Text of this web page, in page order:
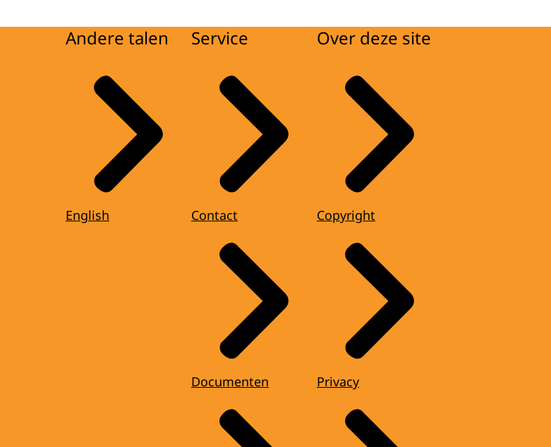
Andere talen
English
Service
Contact
Documenten
Over deze site
Copyright
Privacy